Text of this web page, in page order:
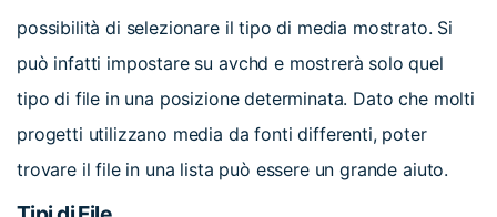
possibilità di selezionare il tipo di media mostrato. Si
può infatti impostare su avchd e mostrerà solo quel
tipo di file in una posizione determinata. Dato che molti
progetti utilizzano media da fonti differenti, poter
trovare il file in una lista può essere un grande aiuto.